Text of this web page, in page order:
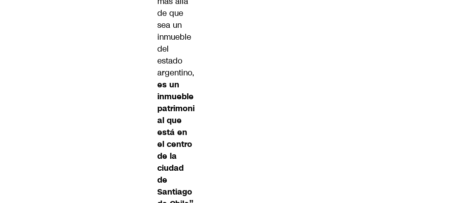
de que
sea un
inmueble
del
estado
argentino,
es un
inmueble
patrimoni
al que
está en
el centro
de la
ciudad
de
Santiago